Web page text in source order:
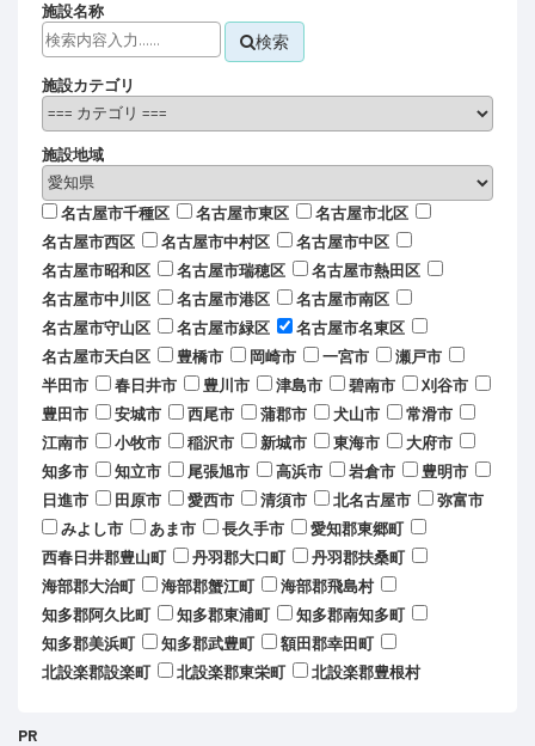
施設名称
検索
施設カテゴリ
施設地域
名古屋市千種区 名古屋市東区
名古屋市北区
名古屋市西区
名古屋市中村区
名古屋市中区
名古屋市昭和区
名古屋市瑞穂区
名古屋市熱田区
名古屋市中川区
名古屋市港区
名古屋市南区
名古屋市守山区
名古屋市緑区
名古屋市名東区
名古屋市天白区
豊橋市 岡崎市 一宮市
瀬戸市
半田市
春日井市 豊川市 津島市 碧南市
刈谷市
豊田市
安城市 西尾市 蒲郡市 犬山市
常滑市
江南市
小牧市 稲沢市 新城市 東海市
大府市
知多市
知立市 尾張旭市 高浜市 岩倉市
豊明市
日進市
田原市 愛西市 清須市 北名古屋市
弥富市
みよし市
あま市 長久手市
愛知郡東郷町
西春日井郡豊山町
丹羽郡大口町
丹羽郡扶桑町
海部郡大治町
海部郡蟹江町
海部郡飛島村
知多郡阿久比町
知多郡東浦町
知多郡南知多町
知多郡美浜町
知多郡武豊町
額田郡幸田町
北設楽郡設楽町
北設楽郡東栄町 北設楽郡豊根村
PR